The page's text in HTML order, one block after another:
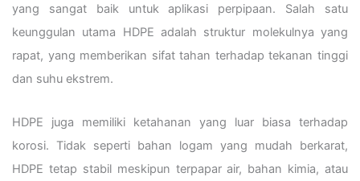
yang sangat baik untuk aplikasi perpipaan. Salah satu
keunggulan utama HDPE adalah struktur molekulnya yang
rapat, yang memberikan sifat tahan terhadap tekanan tinggi
dan suhu ekstrem.
HDPE juga memiliki ketahanan yang luar biasa terhadap
korosi. Tidak seperti bahan logam yang mudah berkarat,
HDPE tetap stabil meskipun terpapar air, bahan kimia, atau